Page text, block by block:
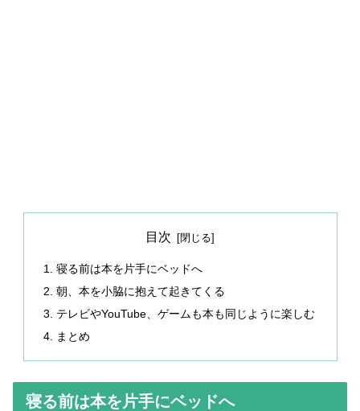
目次
寝る前は本を片手にベッドへ
朝、本を小脇に抱えて起きてくる
テレビやYouTube、ゲームも本も同じように楽しむ
まとめ
寝る前は本を片手にベッドへ